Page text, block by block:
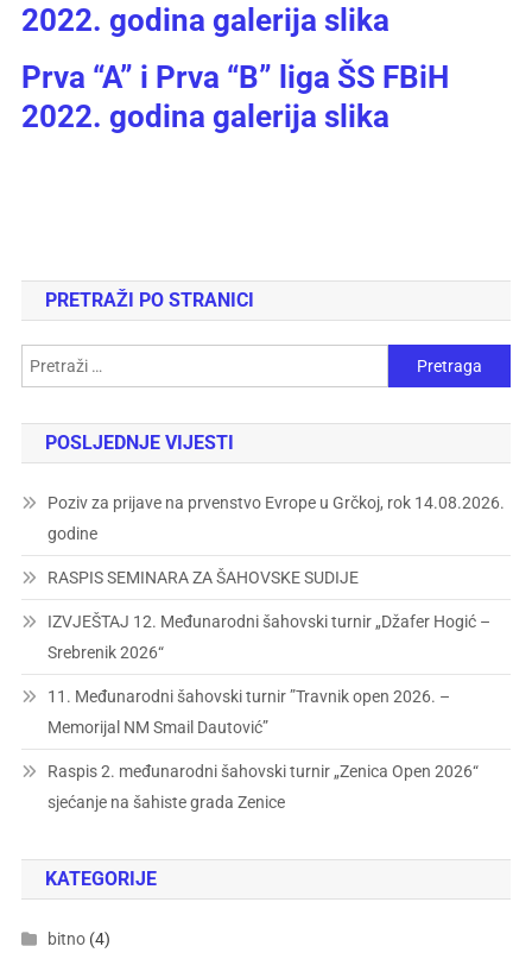
2022. godina galerija slika
Prva “A” i Prva “B” liga ŠS FBiH
2022. godina galerija slika
PRETRAŽI PO STRANICI
POSLJEDNJE VIJESTI
Poziv za prijave na prvenstvo Evrope u Grčkoj, rok 14.08.2026.
godine
RASPIS SEMINARA ZA ŠAHOVSKE SUDIJE
IZVJEŠTAJ 12. Međunarodni šahovski turnir „Džafer Hogić –
Srebrenik 2026“
11. Međunarodni šahovski turnir ”Travnik open 2026. –
Memorijal NM Smail Dautović”
Raspis 2. međunarodni šahovski turnir „Zenica Open 2026“
sjećanje na šahiste grada Zenice
KATEGORIJE
bitno(4)